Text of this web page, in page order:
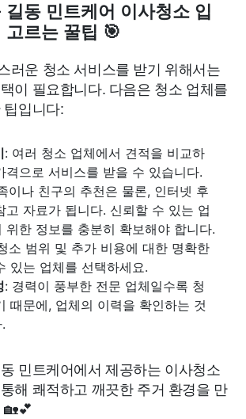
길동 민트케어 이사청소 입
고르는 꿀팁 🎯
러운 청소 서비스를 받기 위해서는
이 필요합니다. 다음은 청소 업체를
팁입니다:
: 여러 청소 업체에서 견적을 비교하
격으로 서비스를 받을 수 있습니다.
이나 친구의 추천은 물론, 인터넷 후
고 자료가 됩니다. 신뢰할 수 있는 업
위한 정보를 충분히 확보해야 합니다.
소 범위 및 추가 비용에 대한 명확한
있는 업체를 선택하세요.
: 경력이 풍부한 전문 업체일수록 청
때문에, 업체의 이력을 확인하는 것
민트케어에서 제공하는 이사청소
해 쾌적하고 깨끗한 주거 환경을 만